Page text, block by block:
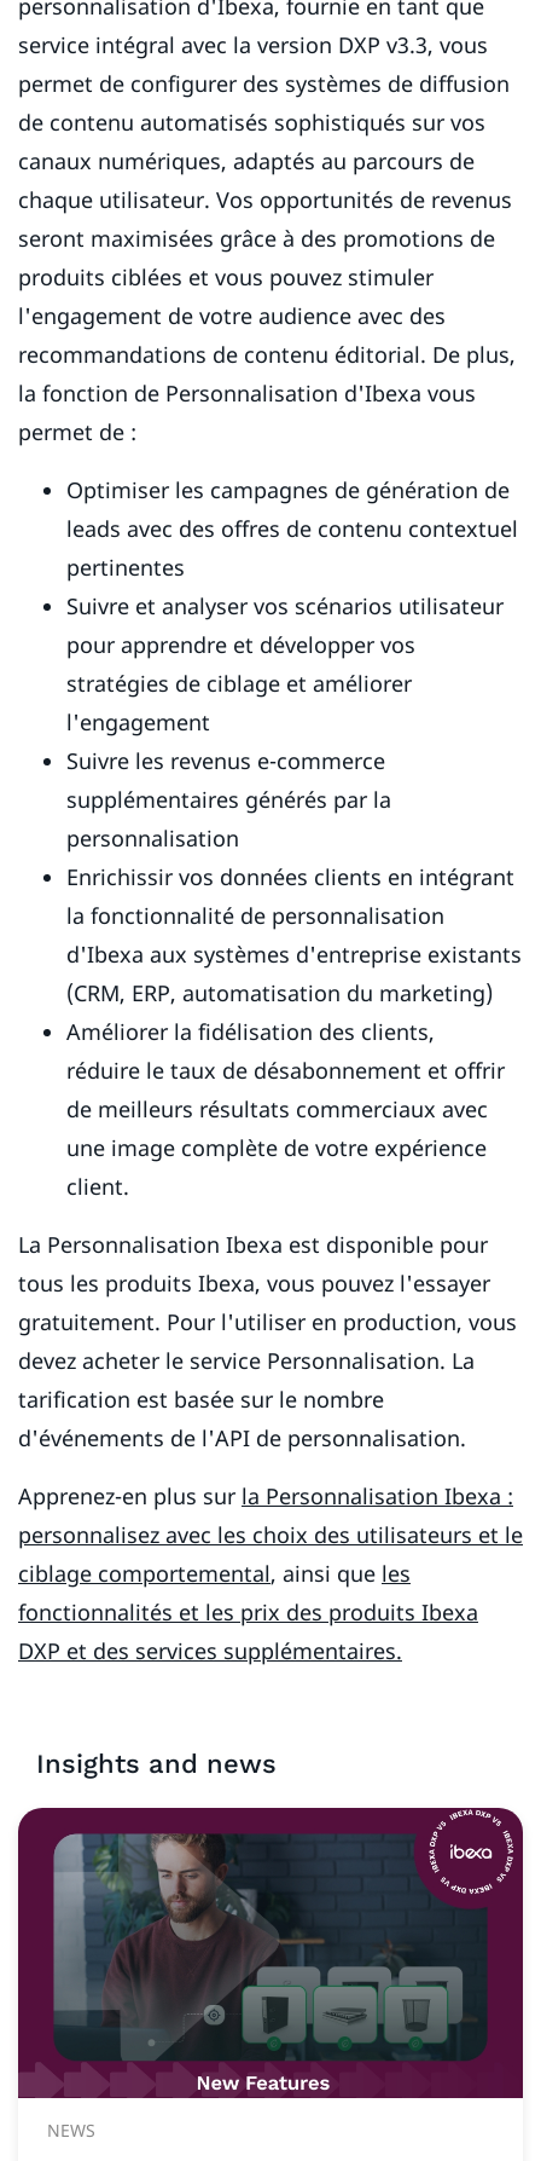
personnalisation d'Ibexa, fournie en tant que
service intégral avec la version DXP v3.3, vous
permet de configurer des systèmes de diffusion
de contenu automatisés sophistiqués sur vos
canaux numériques, adaptés au parcours de
chaque utilisateur. Vos opportunités de revenus
seront maximisées grâce à des promotions de
produits ciblées et vous pouvez stimuler
l'engagement de votre audience avec des
recommandations de contenu éditorial. De plus,
la fonction de Personnalisation d'Ibexa vous
permet de :
Optimiser les campagnes de génération de
leads avec des offres de contenu contextuel
pertinentes
Suivre et analyser vos scénarios utilisateur
pour apprendre et développer vos
stratégies de ciblage et améliorer
l'engagement
Suivre les revenus e-commerce
supplémentaires générés par la
personnalisation
Enrichissir vos données clients en intégrant
la fonctionnalité de personnalisation
d'Ibexa aux systèmes d'entreprise existants
(CRM, ERP, automatisation du marketing)
Améliorer la fidélisation des clients,
réduire le taux de désabonnement et offrir
de meilleurs résultats commerciaux avec
une image complète de votre expérience
client.
La Personnalisation Ibexa est disponible pour
tous les produits Ibexa, vous pouvez l'essayer
gratuitement. Pour l'utiliser en production, vous
devez acheter le service Personnalisation. La
tarification est basée sur le nombre
d'événements de l'API de personnalisation.
Apprenez-en plus sur la Personnalisation Ibexa :
personnalisez avec les choix des utilisateurs et le
ciblage comportemental, ainsi que les
fonctionnalités et les prix des produits Ibexa
DXP et des services supplémentaires.
Insights and news
NEWS